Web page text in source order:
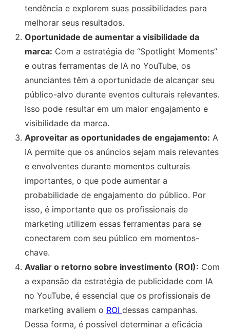
tendência e explorem suas possibilidades para
melhorar seus resultados.
Oportunidade de aumentar a visibilidade da
marca: Com a estratégia de “Spotlight Moments”
e outras ferramentas de IA no YouTube, os
anunciantes têm a oportunidade de alcançar seu
público-alvo durante eventos culturais relevantes.
Isso pode resultar em um maior engajamento e
visibilidade da marca.
Aproveitar as oportunidades de engajamento: A
IA permite que os anúncios sejam mais relevantes
e envolventes durante momentos culturais
importantes, o que pode aumentar a
probabilidade de engajamento do público. Por
isso, é importante que os profissionais de
marketing utilizem essas ferramentas para se
conectarem com seu público em momentos-
chave.
Avaliar o retorno sobre investimento (ROI): Com
a expansão da estratégia de publicidade com IA
no YouTube, é essencial que os profissionais de
marketing avaliem o ROI dessas campanhas.
Dessa forma, é possível determinar a eficácia